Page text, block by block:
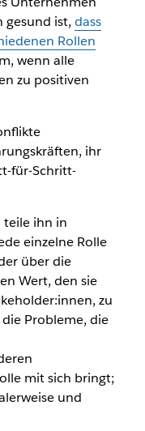
gesund ist, dass
Rollen
wenn alle
zu positiven
ihr
für-Schritt-
teile ihn in
einzelne Rolle
über die
Wert, den sie
zu
Probleme, die
mit sich bringt;
und